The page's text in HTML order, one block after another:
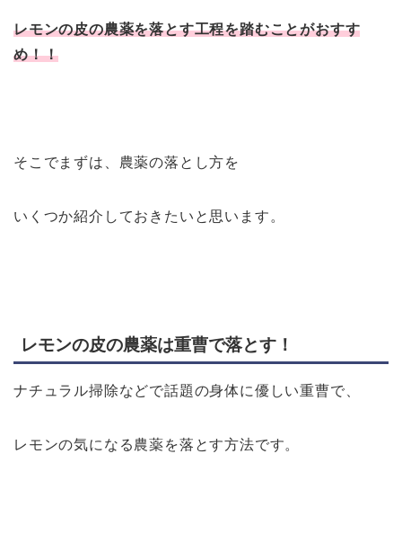
レモンの皮の農薬を落とす工程を踏むことがおすす
め！！
そこでまずは、農薬の落とし方を
いくつか紹介しておきたいと思います。
レモンの皮の農薬は重曹で落とす！
ナチュラル掃除などで話題の身体に優しい重曹で、
レモンの気になる農薬を落とす方法です。